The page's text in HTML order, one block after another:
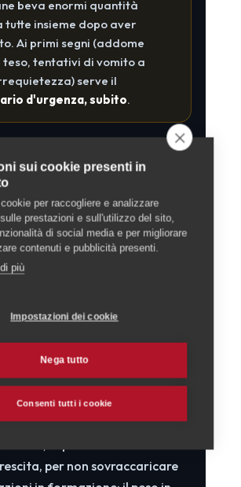
beva enormi quantità
tutte insieme dopo aver
Ai primi segni (addome
teso, tentativi di vomito a
serve il
d'urgenza, subito.
e gestione
un San Bernardo significa
la quotidianità intorno alle sue
i punti chiave:
è un gigante, e ha bisogno di
e crescita:una dieta di
econtrollata nelle quantitàè
per non sovraccaricare
sui cookie presenti in
per raccogliere e analizzare
prestazioni e sull'utilizzo del sito,
di social media e per migliorare
contenuti e pubblicità presenti.
più
Impostazioni dei cookie
Nega tutto
Consenti tutti i cookie